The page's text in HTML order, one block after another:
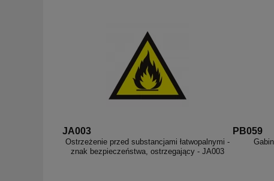
JA003
Ostrzeżenie przed substancjami łatwopalnymi -
znak bezpieczeństwa, ostrzegający - JA003
PB059